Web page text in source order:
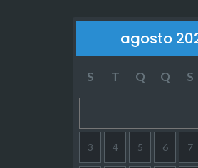
agosto
S T Q Q S
3 4 5 6 7